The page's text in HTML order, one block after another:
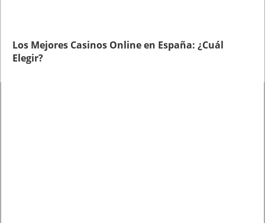
Los Mejores Casinos Online en España: ¿Cuál
Elegir?